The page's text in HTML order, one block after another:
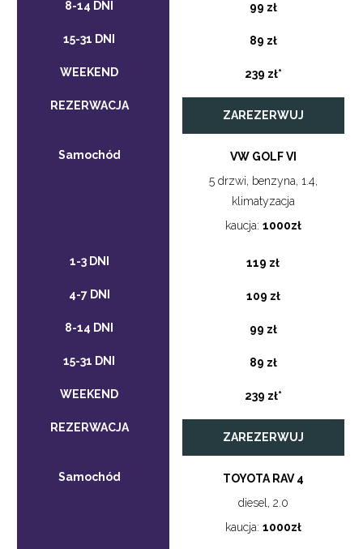
99 zł
89 zł
239 zł*
ZAREZERWUJ
VW GOLF VI
5 drzwi, benzyna, 1.4,
klimatyzacja
kaucja: 1000zł
119 zł
109 zł
99 zł
89 zł
239 zł*
ZAREZERWUJ
TOYOTA RAV 4
diesel, 2.0
kaucja: 1000zł